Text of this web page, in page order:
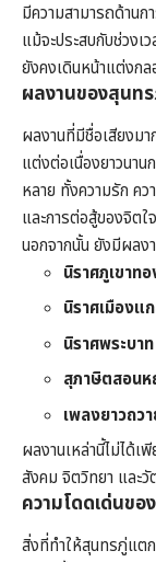
มีความสามารถด้าน
แม้จะประสบกับช่วงเ
ยังคงเดินหน้าแต่งกล
ผลงานของสุนท
ผลงานที่มีชื่อเสียงม
แต่งต่อเนื่องยาวนา
หลาย ทั้งความรัก ค
และการต่อสู้ของจิต
นอกจากนั้น ยังมีผลง
นิราศภูเขาท
นิราศเมืองแ
นิราศพระบาท
สุภาษิตสอน
เพลงยาวถว
ผลงานเหล่านี้ไม่ได้
สังคม จิตวิทยา และ
ความโดดเด่นข
สิ่งที่ทำให้สุนทรภู่แตก